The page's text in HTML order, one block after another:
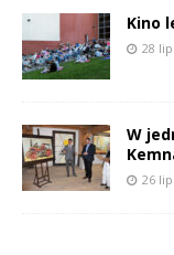
Kino
28
W
26